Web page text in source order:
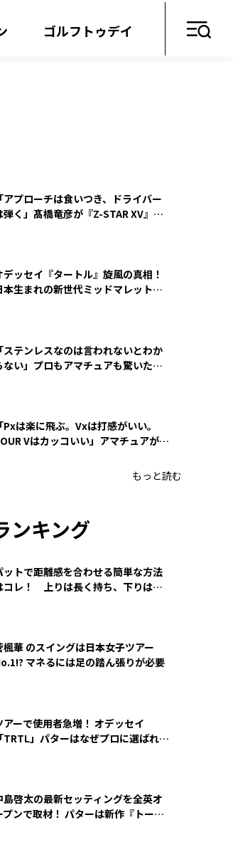
ゴルフトゥデイ
「アプローチは食いつき、ドライバー
弾く」髙橋竜彦が『Z-STAR XV』を
デッセイ『タートル』旋風の真相！
本生まれの新世代ミッドマレットが
「ステンレスなのは言われないとわか
ない」プロもアマチュアも驚いた
「Pxは楽に飛ぶ。Vxは打感がいい。
Vはカッコいい」アマチュアが選
もっと読む
ンキング
ットで距離感を合わせる簡単な方法
コレ！ 上りは長く持ち、下りは短
楓華 のスイングは日本女子ツアー
No.1!? マネるには足の踏ん張りが必要
アーで使用者急増！ オデッセイ
「TRTL」パターはなぜプロに選ばれる
島啓太の最新セッティングを全英オ
プンで取材！ パターは新作『トーチ